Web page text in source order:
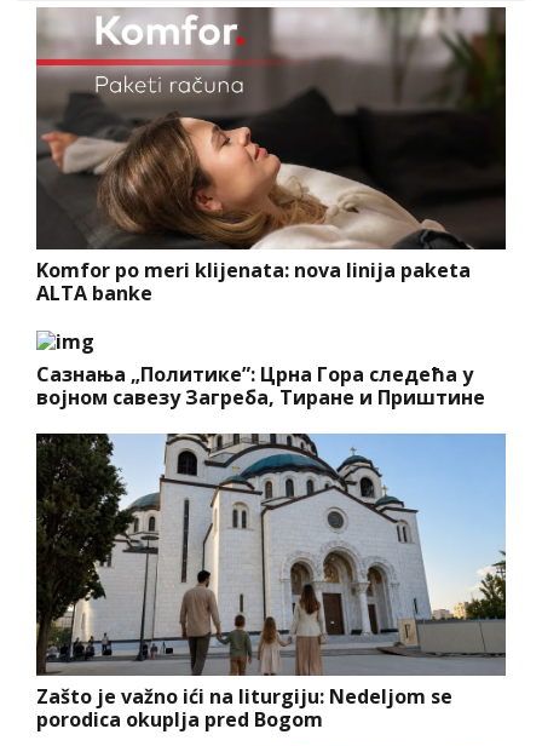
Komfor po meri klijenata: nova linija paketa
ALTA banke
Сазнања „Политике”: Црна Гора следећа у
војном савезу Загреба, Тиране и Приштине
Zašto je važno ići na liturgiju: Nedeljom se
porodica okuplja pred Bogom